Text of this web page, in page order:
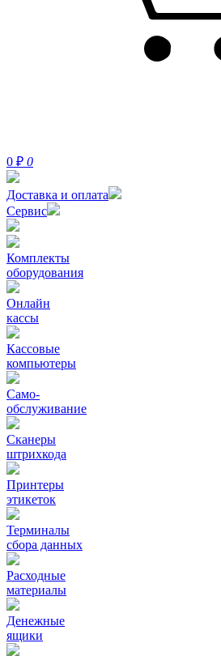
0 ₽ 0
Доставка и оплата
Сервис
Комплекты
оборудования
Онлайн
кассы
Кассовые
компьютеры
Само-
обслуживание
Сканеры
штрихкода
Принтеры
этикеток
Терминалы
сбора данных
Расходные
материалы
Денежные
ящики